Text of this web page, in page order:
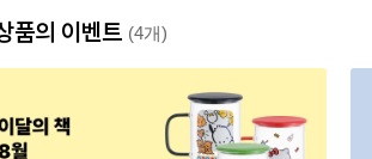
품의 이벤트 (4개)